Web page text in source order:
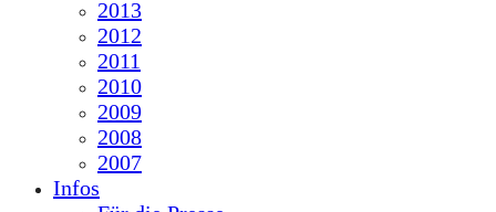
2013
2012
2011
2010
2009
2008
2007
Infos